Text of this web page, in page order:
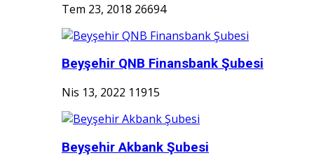
Tem 23, 2018 26694
Beyşehir QNB Finansbank Şubesi
Nis 13, 2022 11915
Beyşehir Akbank Şubesi